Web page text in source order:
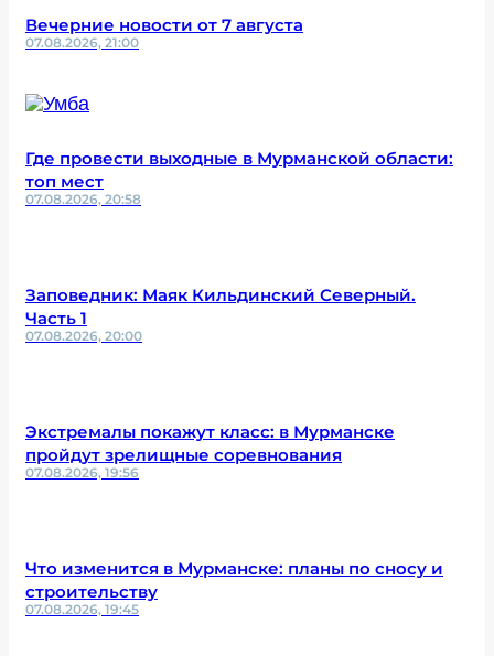
Вечерние новости от 7 августа
07.08.2026, 21:00
Где провести выходные в Мурманской области:
топ мест
07.08.2026, 20:58
Заповедник: Маяк Кильдинский Северный.
Часть 1
07.08.2026, 20:00
Экстремалы покажут класс: в Мурманске
пройдут зрелищные соревнования
07.08.2026, 19:56
Что изменится в Мурманске: планы по сносу и
строительству
07.08.2026, 19:45